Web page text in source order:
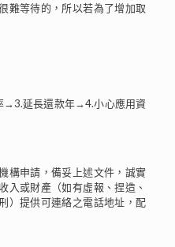
難等待的，所以若為了增加取
→3.延長還款年→4.小心應用資
構申請，備妥上述文件，誠實
入或財產（如有虛報、捏造、
）提供可連絡之電話地址，配